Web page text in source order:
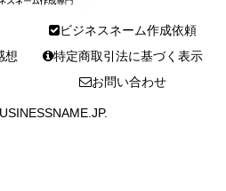
ビジネスネーム作成依頼
想
特定商取引法に基づく表示
お問い合わせ